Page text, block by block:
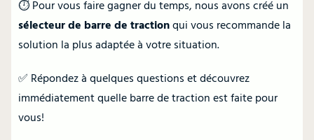
⏱️ Pour vous faire gagner du temps, nous avons créé un
sélecteur de barre de tractionqui vous recommande la
solution la plus adaptée à votre situation.
✅ Répondez à quelques questions et découvrez
immédiatement quelle barre de traction est faite pour
vous!